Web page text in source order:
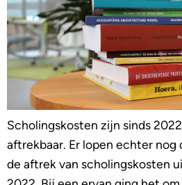
Scholingskosten zijn sinds
aftrekbaar. Er lopen echter nog
de aftrek van scholingskosten